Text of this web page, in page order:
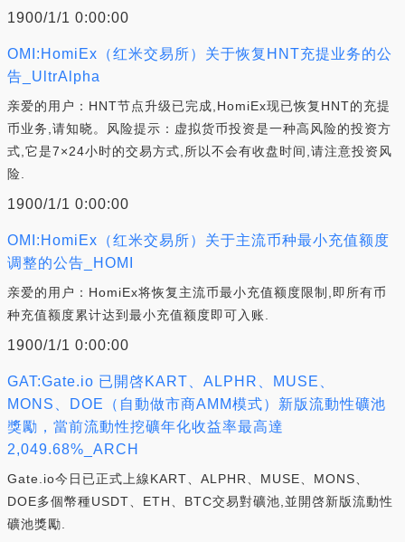
1900/1/1 0:00:00
OMI:HomiEx（红米交易所）关于恢复HNT充提业务的公
告_UltrAlpha
亲爱的用户：HNT节点升级已完成,HomiEx现已恢复HNT的充提
币业务,请知晓。风险提示：虚拟货币投资是一种高风险的投资方
式,它是7×24小时的交易方式,所以不会有收盘时间,请注意投资风
险.
1900/1/1 0:00:00
OMI:HomiEx（红米交易所）关于主流币种最小充值额度
调整的公告_HOMI
亲爱的用户：HomiEx将恢复主流币最小充值额度限制,即所有币
种充值额度累计达到最小充值额度即可入账.
1900/1/1 0:00:00
GAT:Gate.io 已開啓KART、ALPHR、MUSE、
MONS、DOE（自動做市商AMM模式）新版流動性礦池
獎勵，當前流動性挖礦年化收益率最高達
2,049.68%_ARCH
Gate.io今日已正式上線KART、ALPHR、MUSE、MONS、
DOE多個幣種USDT、ETH、BTC交易對礦池,並開啓新版流動性
礦池獎勵.